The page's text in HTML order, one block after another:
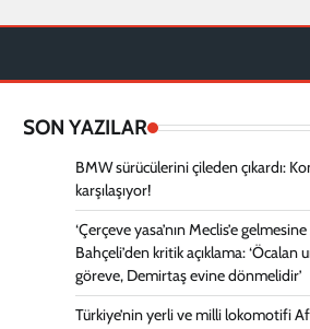
SON YAZILAR
BMW sürücülerini çileden çıkardı:
karşılaşıyor!
‘Çerçeve yasa’nın Meclis’e
Bahçeli’den kritik açıklama:
göreve, Demirtaş evine dönmelidir’
Türkiye’nin yerli ve milli lokomotifi